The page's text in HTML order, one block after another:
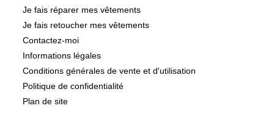
Je fais réparer mes vêtements
Je fais retoucher mes vêtements
Contactez-moi
Informations légales
Conditions générales de vente et d'utilisation
Politique de confidentialité
Plan de site